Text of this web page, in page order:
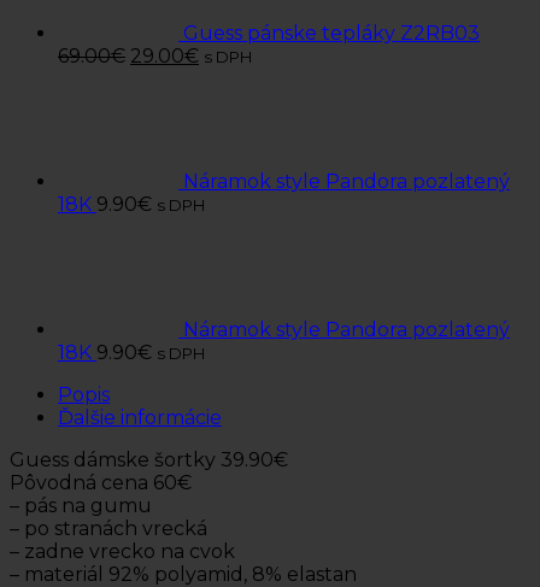
Guess pánske tepláky Z2RB03
69.00€ 29.00€ s DPH
Náramok style Pandora pozlatený
18K 9.90€ s DPH
Náramok style Pandora pozlatený
18K 9.90€ s DPH
Popis
Ďalšie informácie
Guess dámske šortky 39.90€
Pôvodná cena 60€
– pás na gumu
– po stranách vrecká
– zadne vrecko na cvok
– materiál 92% polyamid, 8% elastan